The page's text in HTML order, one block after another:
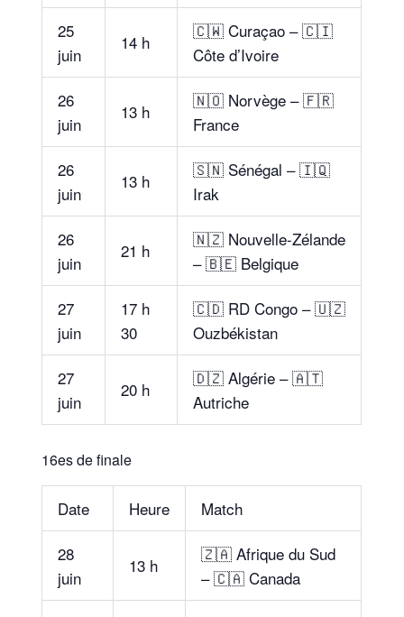
25
juin
14 h
🇨🇼 Curaçao – 🇨🇮
Côte d’Ivoire
26
juin
13 h
🇳🇴 Norvège – 🇫🇷
France
26
juin
13 h
🇸🇳 Sénégal – 🇮🇶
Irak
26
juin
21 h
🇳🇿 Nouvelle-Zélande
– 🇧🇪 Belgique
27
juin
17 h
30
🇨🇩 RD Congo – 🇺🇿
Ouzbékistan
27
juin
20 h
🇩🇿 Algérie – 🇦🇹
Autriche
16es de finale
Date Heure
Match
28
juin
13 h
🇿🇦 Afrique du Sud
– 🇨🇦 Canada